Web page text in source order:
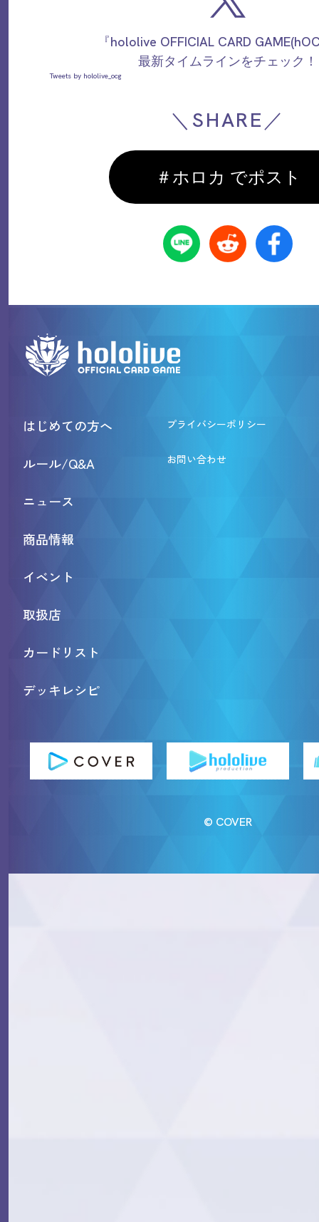
『hololive OFFICIAL CARD
最新タイムラインをチェック！
Tweets by hololive_ocg
＼SHARE／
＃ホロカ でポスト
はじめての方へ
ルール/Q&A
ニュース
商品情報
イベント
取扱店
カードリスト
デッキレシピ
プライバシーポリシー
お問い合わせ
© COVER